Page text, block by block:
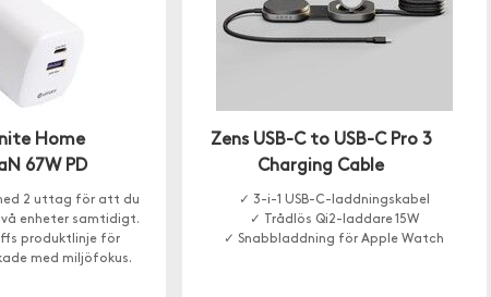
Home
67W PD
2 uttag för att du
enheter samtidigt.
produktlinje för
med miljöfokus.
Zens USB-C to USB-C Pro 3
Charging Cable
✓ 3-i-1 USB-C-laddningskabel
✓ Trådlös Qi2-laddare 15W
✓ Snabbladdning för Apple Watch